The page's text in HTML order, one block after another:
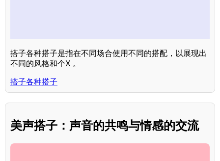
搭子各种搭子是指在不同场合使用不同的搭配，以展现出
不同的风格和个X 。
搭子各种搭子
美声搭子：声音的共鸣与情感的交流